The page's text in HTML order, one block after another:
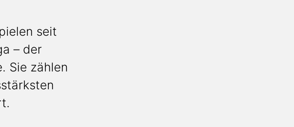
seit
– der
Sie zählen